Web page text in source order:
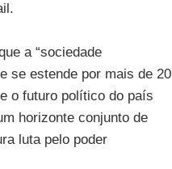
a “sociedade
se estende por mais de 20
o futuro político do país
horizonte conjunto de
luta pelo poder